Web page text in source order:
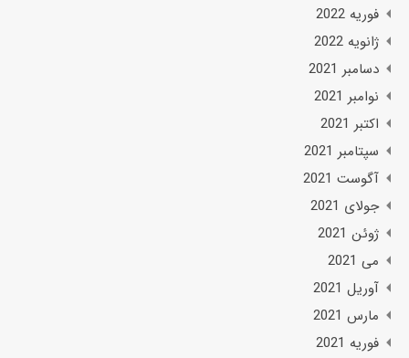
فوریه 2022
ژانویه 2022
دسامبر 2021
نوامبر 2021
اکتبر 2021
سپتامبر 2021
آگوست 2021
جولای 2021
ژوئن 2021
می 2021
آوریل 2021
مارس 2021
فوریه 2021